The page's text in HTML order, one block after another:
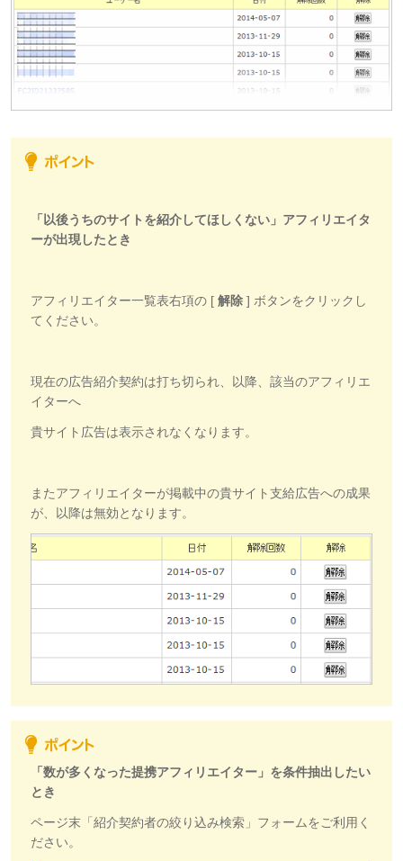
「以後うちのサイトを紹介してほしくない」アフィリエイタ
ーが出現したとき
アフィリエイター一覧表右項の [ 解除 ] ボタンをクリックし
てください。
現在の広告紹介契約は打ち切られ、以降、該当のアフィリエ
イターへ
貴サイト広告は表示されなくなります。
またアフィリエイターが掲載中の貴サイト支給広告への成果
が、以降は無効となります。
「数が多くなった提携アフィリエイター」を条件抽出したい
とき
ページ末「紹介契約者の絞り込み検索」フォームをご利用く
ださい。